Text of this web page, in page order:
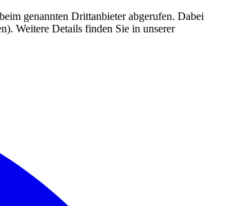
genannten Drittanbieter abgerufen. Dabei
Weitere Details finden Sie in unserer